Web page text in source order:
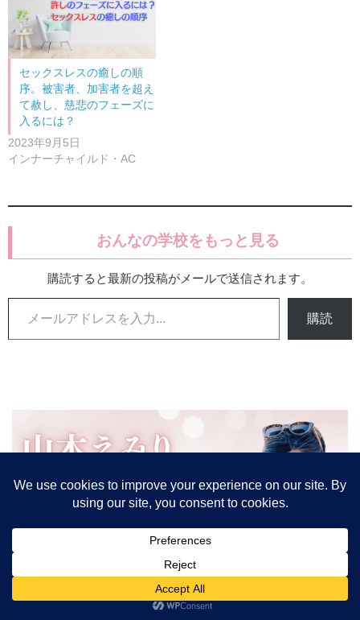
セックスレスの癒しの順
序。被害者、加害者を超え
て赦し、慈悲のフェーズに
入るには？
2023年9月5日
インナーチャイルド・AC
おんなの学校をもっと見る
購読すると最新の投稿がメールで送信されます。
メールアドレスを入力...
購読